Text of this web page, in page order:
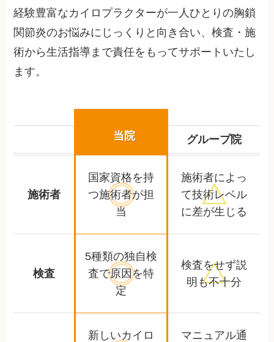
経験豊富なカイロプラクターが一人ひとりの胸鎖
関節炎のお悩みにじっくりと向き合い、検査・施
術から生活指導まで責任をもってサポートいたし
ます。
当院 グループ院
施術者
国家資格を持
つ施術者が担
当
施術者によっ
て技術レベル
に差が生じる
検査
5種類の独自検
査で原因を特
定
検査をせず説
明も不十分
新しいカイロ
マニュアル通